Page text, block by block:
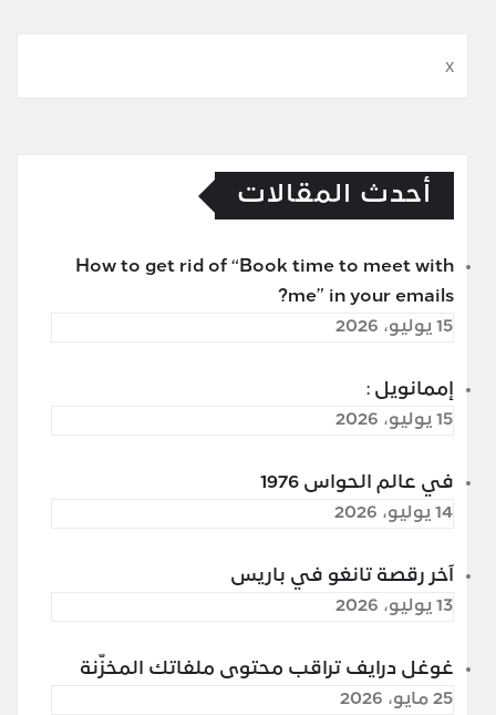
x
أحدث المقالات
How to get rid of “Book time to meet with
me” in your emails?
15 يوليو، 2026
إممانويل :
15 يوليو، 2026
في عالم الحواس 1976
14 يوليو، 2026
آخر رقصة تانغو في باريس
13 يوليو، 2026
غوغل درايف تراقب محتوى ملفاتك المخزّنة
25 مايو، 2026